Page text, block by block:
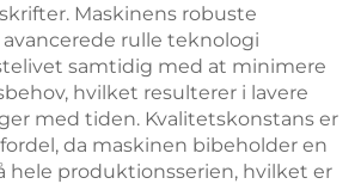
Maskinens robuste
rulle teknologi
samtidig med at minimere
hvilket resulterer i lavere
med tiden. Kvalitetskonstans er
da maskinen bibeholder en
hele produktionsserien, hvilket er